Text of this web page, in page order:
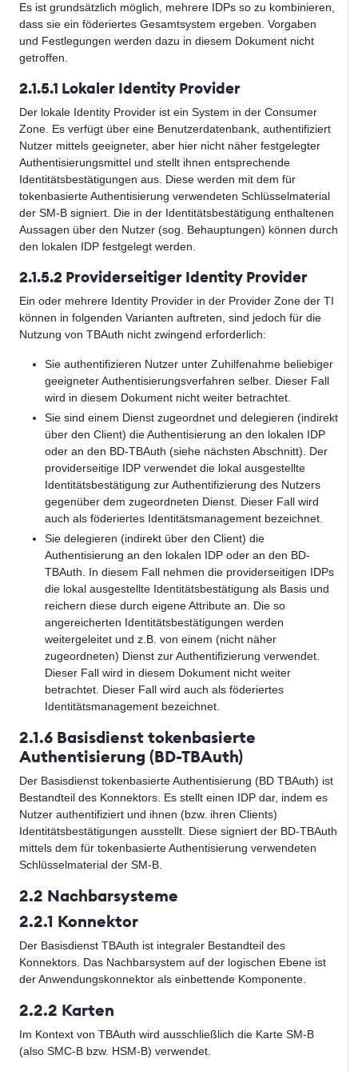
Es ist grundsätzlich möglich, mehrere IDPs so zu kombinieren,
dass sie ein föderiertes Gesamtsystem ergeben. Vorgaben
und Festlegungen werden dazu in diesem Dokument nicht
getroffen.
2.1.5.1 Lokaler Identity Provider
Der lokale Identity Provider ist ein System in der Consumer
Zone. Es verfügt über eine Benutzerdatenbank, authentifiziert
Nutzer mittels geeigneter, aber hier nicht näher festgelegter
Authentisierungsmittel und stellt ihnen entsprechende
Identitätsbestätigungen aus. Diese werden mit dem für
tokenbasierte Authentisierung verwendeten Schlüsselmaterial
der SM-B signiert. Die in der Identitätsbestätigung enthaltenen
Aussagen über den Nutzer (sog. Behauptungen) können durch
den lokalen IDP festgelegt werden.
2.1.5.2 Providerseitiger Identity Provider
Ein oder mehrere Identity Provider in der Provider Zone der TI
können in folgenden Varianten auftreten, sind jedoch für die
Nutzung von TBAuth nicht zwingend erforderlich:
Sie authentifizieren Nutzer unter Zuhilfenahme beliebiger
geeigneter Authentisierungsverfahren selber. Dieser Fall
wird in diesem Dokument nicht weiter betrachtet.
Sie sind einem Dienst zugeordnet und delegieren (indirekt
über den Client) die Authentisierung an den lokalen IDP
oder an den BD-TBAuth (siehe nächsten Abschnitt). Der
providerseitige IDP verwendet die lokal ausgestellte
Identitätsbestätigung zur Authentifizierung des Nutzers
gegenüber dem zugeordneten Dienst. Dieser Fall wird
auch als föderiertes Identitätsmanagement bezeichnet.
Sie delegieren (indirekt über den Client) die
Authentisierung an den lokalen IDP oder an den BD-
TBAuth. In diesem Fall nehmen die providerseitigen IDPs
die lokal ausgestellte Identitätsbestätigung als Basis und
reichern diese durch eigene Attribute an. Die so
angereicherten Identitätsbestätigungen werden
weitergeleitet und z.B. von einem (nicht näher
zugeordneten) Dienst zur Authentifizierung verwendet.
Dieser Fall wird in diesem Dokument nicht weiter
betrachtet. Dieser Fall wird auch als föderiertes
Identitätsmanagement bezeichnet.
2.1.6 Basisdienst tokenbasierte
Authentisierung (BD-TBAuth)
Der Basisdienst tokenbasierte Authentisierung (BD TBAuth) ist
Bestandteil des Konnektors. Es stellt einen IDP dar, indem es
Nutzer authentifiziert und ihnen (bzw. ihren Clients)
Identitätsbestätigungen ausstellt. Diese signiert der BD-TBAuth
mittels dem für tokenbasierte Authentisierung verwendeten
Schlüsselmaterial der SM-B.
2.2 Nachbarsysteme
2.2.1 Konnektor
Der Basisdienst TBAuth ist integraler Bestandteil des
Konnektors. Das Nachbarsystem auf der logischen Ebene ist
der Anwendungskonnektor als einbettende Komponente.
2.2.2 Karten
Im Kontext von TBAuth wird ausschließlich die Karte SM-B
(also SMC-B bzw. HSM-B) verwendet.